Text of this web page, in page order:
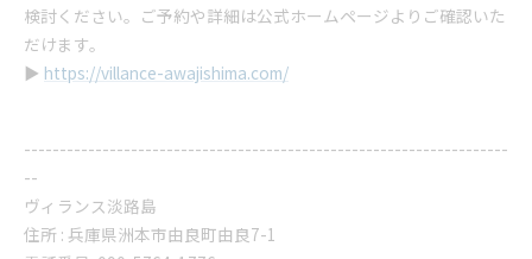
検討ください。ご予約や詳細は公式ホームページよりご確認いた
だけます。
▶︎ https://villance-awajishima.com/
--------------------------------------------------------------------
--
ヴィランス淡路島
住所 : 兵庫県洲本市由良町由良7-1